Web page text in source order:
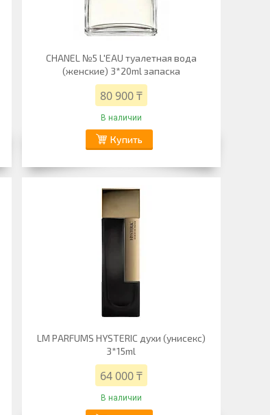
CHANEL №5 L'EAU туалетная вода
(женские) 3*20ml запаска
80 900 ₸
В наличии
Купить
LM PARFUMS HYSTERIC духи (унисекс)
3*15ml
64 000 ₸
В наличии